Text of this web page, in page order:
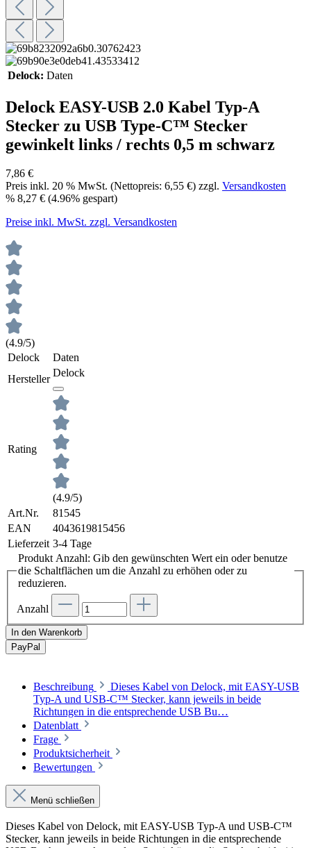
Delock: Daten
Delock EASY-USB 2.0 Kabel Typ-A
Stecker zu USB Type-C™ Stecker
gewinkelt links / rechts 0,5 m schwarz
7,86 €
Preis inkl. 20 % MwSt. (Nettopreis: 6,55 €) zzgl. Versandkosten
% 8,27 € (4.96% gespart)
Preise inkl. MwSt. zzgl. Versandkosten
(4.9/5)
Delock
Daten
Hersteller
Delock
Rating
(4.9/5)
Art.Nr.
81545
EAN
4043619815456
Lieferzeit 3-4 Tage
Produkt Anzahl: Gib den gewünschten Wert ein oder benutze
die Schaltflächen um die Anzahl zu erhöhen oder zu
reduzieren.
Anzahl
In den Warenkorb
PayPal
Beschreibung
Dieses Kabel von Delock, mit EASY-USB
Typ-A und USB-C™ Stecker, kann jeweils in beide
Richtungen in die entsprechende USB Bu…
Datenblatt
Frage
Produktsicherheit
Bewertungen
Menü schließen
Dieses Kabel von Delock, mit EASY-USB Typ-A und USB-C™
Stecker, kann jeweils in beide Richtungen in die entsprechende